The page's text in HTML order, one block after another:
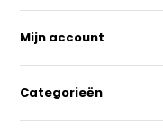
Mijn account
Categorieën